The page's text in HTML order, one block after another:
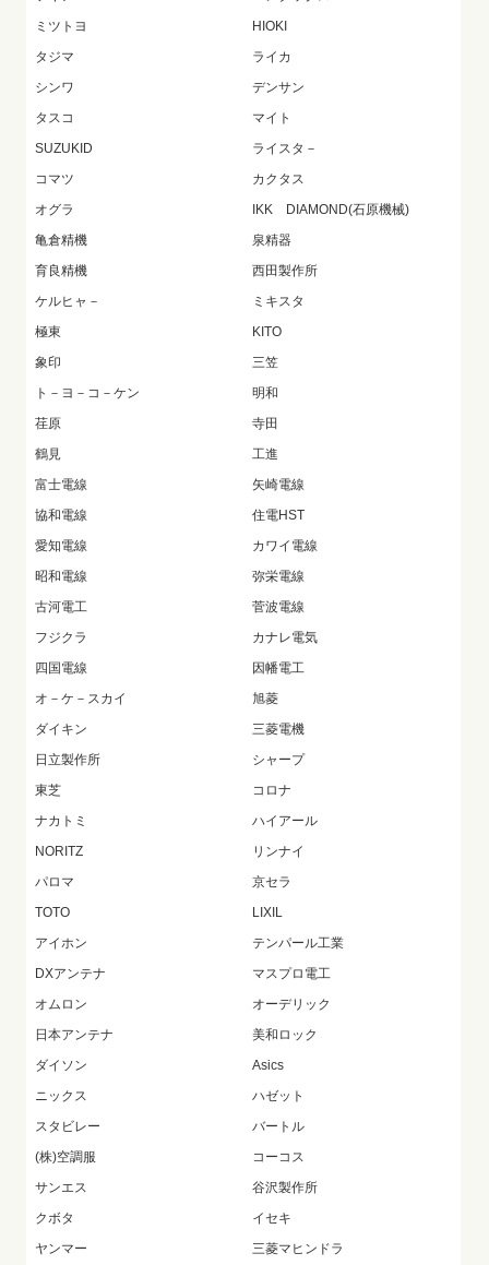
ミツトヨ
HIOKI
タジマ
ライカ
シンワ
デンサン
タスコ
マイト
SUZUKID
ライスタ－
コマツ
カクタス
オグラ
IKK DIAMOND(石原機械)
亀倉精機
泉精器
育良精機
西田製作所
ケルヒャ－
ミキスタ
極東
KITO
象印
三笠
ト－ヨ－コ－ケン
明和
荏原
寺田
鶴見
工進
富士電線
矢崎電線
協和電線
住電HST
愛知電線
カワイ電線
昭和電線
弥栄電線
古河電工
菅波電線
フジクラ
カナレ電気
四国電線
因幡電工
オ－ケ－スカイ
旭菱
ダイキン
三菱電機
日立製作所
シャープ
東芝
コロナ
ナカトミ
ハイアール
NORITZ
リンナイ
パロマ
京セラ
TOTO
LIXIL
アイホン
テンパール工業
DXアンテナ
マスプロ電工
オムロン
オーデリック
日本アンテナ
美和ロック
ダイソン
Asics
ニックス
ハゼット
スタビレー
バートル
(株)空調服
コーコス
サンエス
谷沢製作所
クボタ
イセキ
ヤンマー
三菱マヒンドラ